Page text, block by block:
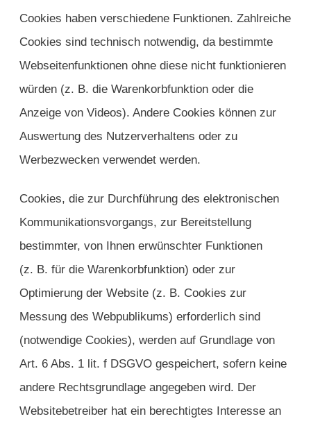
Cookies haben verschiedene Funktionen. Zahlreiche
Cookies sind technisch notwendig, da bestimmte
Webseitenfunktionen ohne diese nicht funktionieren
würden (z. B. die Warenkorbfunktion oder die
Anzeige von Videos). Andere Cookies können zur
Auswertung des Nutzerverhaltens oder zu
Werbezwecken verwendet werden.
Cookies, die zur Durchführung des elektronischen
Kommunikationsvorgangs, zur Bereitstellung
bestimmter, von Ihnen erwünschter Funktionen
(z. B. für die Warenkorbfunktion) oder zur
Optimierung der Website (z. B. Cookies zur
Messung des Webpublikums) erforderlich sind
(notwendige Cookies), werden auf Grundlage von
Art. 6 Abs. 1 lit. f DSGVO gespeichert, sofern keine
andere Rechtsgrundlage angegeben wird. Der
Websitebetreiber hat ein berechtigtes Interesse an